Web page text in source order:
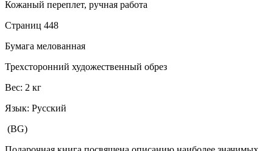
Кожаный переплет, ручная работа
Страниц 448
Бумага мелованная
Трехсторонний художественный обрез
Вес: 2 кг
Язык: Русский
(BG)